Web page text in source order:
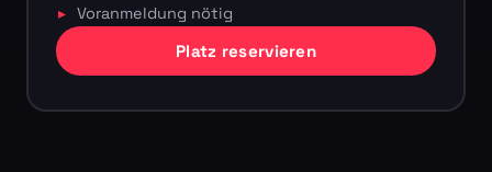
Voranmeldung nötig
Platz reservieren